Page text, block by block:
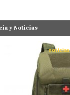
y Noticias
noticias